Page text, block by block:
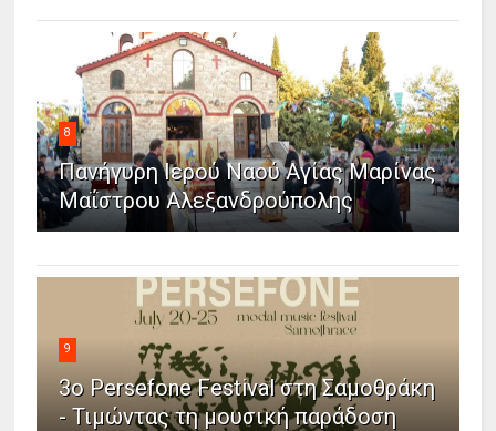
8
Πανήγυρη Ιερού Ναού Αγίας Μαρίνας
Μαΐστρου Αλεξανδρούπολης
9
3ο Persefone Festival στη Σαμοθράκη
- Τιμώντας τη μουσική παράδοση